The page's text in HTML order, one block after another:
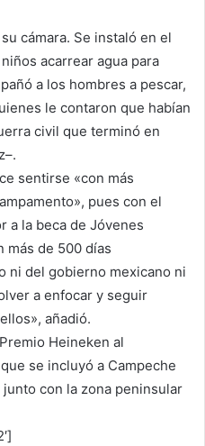
cámara. Se instaló en el
acarrear agua para
a los hombres a pescar,
le contaron que habían
civil que terminó en
sentirse «con más
pues con el
a la beca de Jóvenes
más de 500 días
ni del gobierno mexicano ni
a enfocar y seguir
añadió.
Heineken al
se incluyó a Campeche
con la zona peninsular